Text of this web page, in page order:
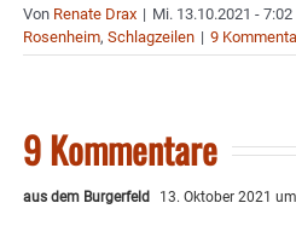
Von Renate Drax | Mi. 13.10.2021 - 7:02
Rosenheim, Schlagzeilen | 9
9 Kommentare
aus dem Burgerfeld 13. Oktober 2021